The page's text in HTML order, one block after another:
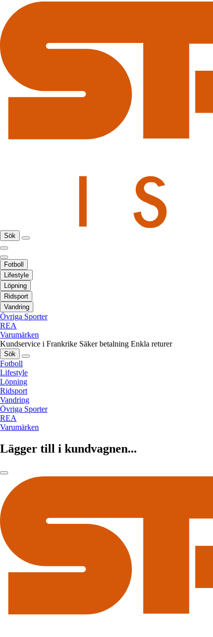
Sök
Fotboll
Lifestyle
Löpning
Ridsport
Vandring
Övriga Sporter
REA
Varumärken
Kundservice i Frankrike Säker betalning Enkla returer
Sök
Fotboll
Lifestyle
Löpning
Ridsport
Vandring
Övriga Sporter
REA
Varumärken
Lägger till i kundvagnen...